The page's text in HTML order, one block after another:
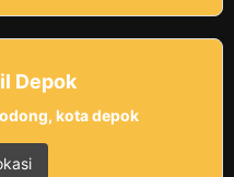
Depok
kota depok